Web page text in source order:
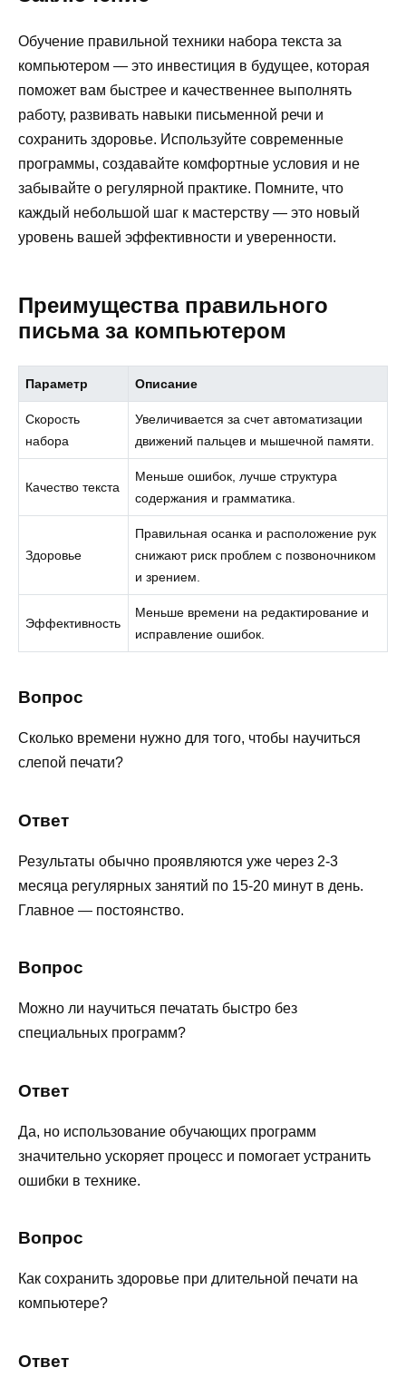
Обучение правильной техники набора текста за
компьютером — это инвестиция в будущее, которая
поможет вам быстрее и качественнее выполнять
работу, развивать навыки письменной речи и
сохранить здоровье. Используйте современные
программы, создавайте комфортные условия и не
забывайте о регулярной практике. Помните, что
каждый небольшой шаг к мастерству — это новый
уровень вашей эффективности и уверенности.
Преимущества правильного
письма за компьютером
Параметр Описание
Скорость
набора
Увеличивается за счет автоматизации
движений пальцев и мышечной памяти.
Качество текста
Меньше ошибок, лучше структура
содержания и грамматика.
Здоровье
Правильная осанка и расположение рук
снижают риск проблем с позвоночником
и зрением.
Эффективность
Меньше времени на редактирование и
исправление ошибок.
Вопрос
Сколько времени нужно для того, чтобы научиться
слепой печати?
Ответ
Результаты обычно проявляются уже через 2-3
месяца регулярных занятий по 15-20 минут в день.
Главное — постоянство.
Вопрос
Можно ли научиться печатать быстро без
специальных программ?
Ответ
Да, но использование обучающих программ
значительно ускоряет процесс и помогает устранить
ошибки в технике.
Вопрос
Как сохранить здоровье при длительной печати на
компьютере?
Ответ